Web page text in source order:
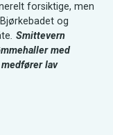
forsiktige, men
og
. Smittevern
med
lav